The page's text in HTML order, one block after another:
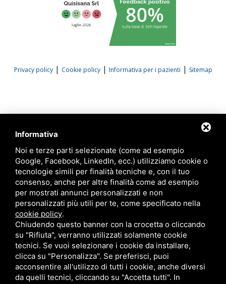
Privacy policy| Cookie policy| Informativa per i pazienti | Sitemap
Informativa
Noi e terze parti selezionate (come ad esempio
Google, Facebook, LinkedIn, ecc.) utilizziamo cookie o
tecnologie simili per finalità tecniche e, con il tuo
consenso, anche per altre finalità come ad esempio
per mostrati annunci personalizzati e non
personalizzati più utili per te, come specificato nella
cookie policy.
Chiudendo questo banner con la crocetta o cliccando
su "Rifiuta", verranno utilizzati solamente cookie
tecnici. Se vuoi selezionare i cookie da installare,
clicca su "Personalizza". Se preferisci, puoi
acconsentire all'utilizzo di tutti i cookie, anche diversi
da quelli tecnici, cliccando su "Accetta tutti". In